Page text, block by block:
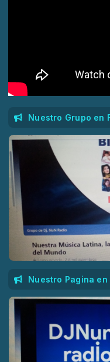
Nuestro Grupo en
Nuestro Pagina en